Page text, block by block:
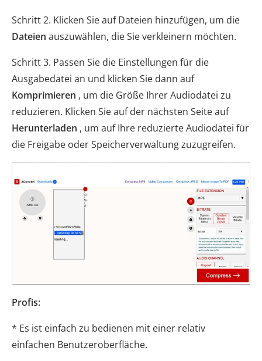
Schritt 2. Klicken Sie auf Dateien hinzufügen, um die
Dateien auszuwählen, die Sie verkleinern möchten.
Schritt 3. Passen Sie die Einstellungen für die
Ausgabedatei an und klicken Sie dann auf
Komprimieren , um die Größe Ihrer Audiodatei zu
reduzieren. Klicken Sie auf der nächsten Seite auf
Herunterladen , um auf Ihre reduzierte Audiodatei für
die Freigabe oder Speicherverwaltung zuzugreifen.
Profis:
* Es ist einfach zu bedienen mit einer relativ
einfachen Benutzeroberfläche.